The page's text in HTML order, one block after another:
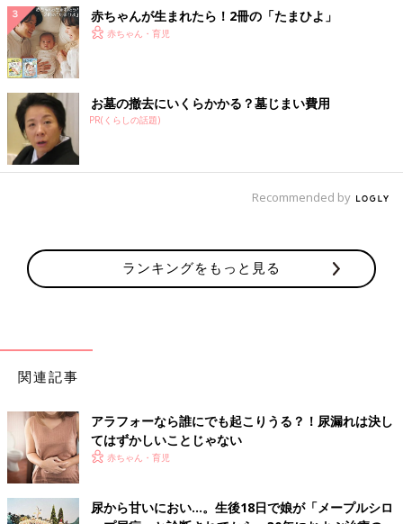
赤ちゃんが生まれたら！2冊の「たまひよ」
赤ちゃん・育児
お墓の撤去にいくらかかる？墓じまい費用
PR(くらしの話題)
Recommended by
ランキングをもっと見る
関連記事
アラフォーなら誰にでも起こりうる？！尿漏れは決し
てはずかしいことじゃない
赤ちゃん・育児
尿から甘いにおい…。生後18日で娘が「メープルシロ